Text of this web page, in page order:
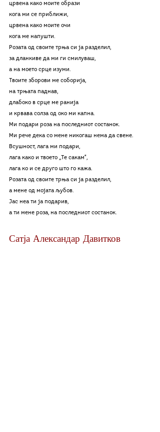
црвена како моите образи
кога ми се приближи,
црвена како моите очи
кога ме напушти.
Розата од своите трња си ја разделил,
за дланкиве да ми ги смилуваш,
а на моето срце изуми.
Твоите зборови ме соборија,
на трњата паднав,
длабоко в срце ме ранија
и крвава солза од око ми капна.
Ми подари роза на последниот состанок.
Ми рече дека со мене никогаш нема да свене.
Всушност, лага ми подари,
лага како и твоето ,,Те сакам",
лага ко и се друго што го кажа.
Розата од своите трња си ја разделил,
а мене од мојата љубов.
Јас неа ти ја подарив,
а ти мене роза, на последниот состанок.
Сатја Александар Давитков